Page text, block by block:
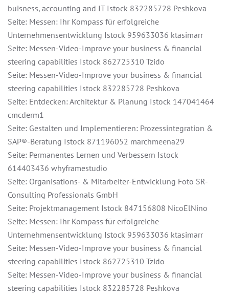
buisness, accounting and IT Istock 832285728 Peshkova
Seite: Messen: Ihr Kompass für erfolgreiche
Unternehmensentwicklung Istock 959633036 ktasimarr
Seite: Messen-Video-Improve your business & financial
steering capabilities Istock 862725310 Tzido
Seite: Messen-Video-Improve your business & financial
steering capabilities Istock 832285728 Peshkova
Seite: Entdecken: Architektur & Planung Istock 147041464
cmcderm1
Seite: Gestalten und Implementieren: Prozessintegration &
SAP®-Beratung Istock 871196052 marchmeena29
Seite: Permanentes Lernen und Verbessern Istock
614403436 whyframestudio
Seite: Organisations- & Mitarbeiter-Entwicklung Foto SR-
Consulting Professionals GmbH
Seite: Projektmanagement Istock 847156808 NicoElNino
Seite: Messen: Ihr Kompass für erfolgreiche
Unternehmensentwicklung Istock 959633036 ktasimarr
Seite: Messen-Video-Improve your business & financial
steering capabilities Istock 862725310 Tzido
Seite: Messen-Video-Improve your business & financial
steering capabilities Istock 832285728 Peshkova